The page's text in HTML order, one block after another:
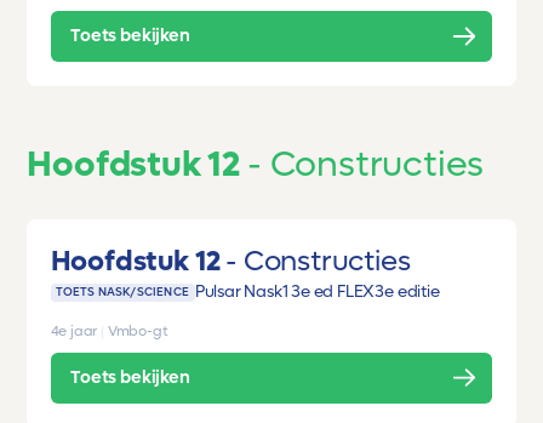
Toets bekijken
Hoofdstuk 12 Constructies
Hoofdstuk 12 Constructies
TOETS NASK/SCIENCE Pulsar Nask1 3e ed FLEX3e editie
4e jaar Vmbo-gt
Toets bekijken